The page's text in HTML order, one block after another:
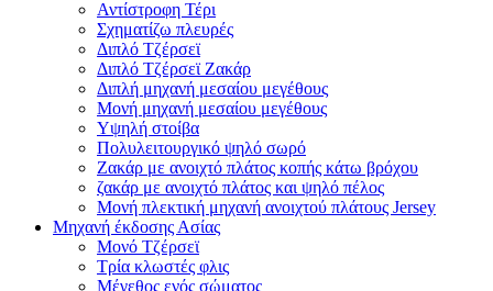
Αντίστροφη Τέρι
Σχηματίζω πλευρές
Διπλό Τζέρσεϊ
Διπλό Τζέρσεϊ Ζακάρ
Διπλή μηχανή μεσαίου μεγέθους
Μονή μηχανή μεσαίου μεγέθους
Υψηλή στοίβα
Πολυλειτουργικό ψηλό σωρό
Ζακάρ με ανοιχτό πλάτος κοπής κάτω βρόχου
ζακάρ με ανοιχτό πλάτος και ψηλό πέλος
Μονή πλεκτική μηχανή ανοιχτού πλάτους Jersey
Μηχανή έκδοσης Ασίας
Μονό Τζέρσεϊ
Τρία κλωστές φλις
Μέγεθος ενός σώματος